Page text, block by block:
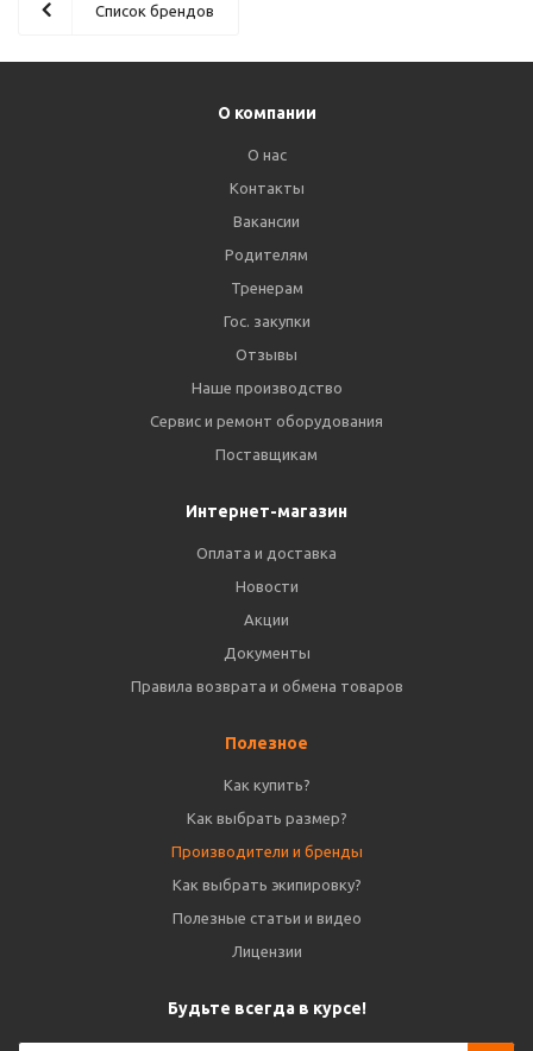
Список брендов
О компании
О нас
Контакты
Вакансии
Родителям
Тренерам
Гос. закупки
Отзывы
Наше производство
Сервис и ремонт оборудования
Поставщикам
Интернет-магазин
Оплата и доставка
Новости
Акции
Документы
Правила возврата и обмена товаров
Полезное
Как купить?
Как выбрать размер?
Производители и бренды
Как выбрать экипировку?
Полезные статьи и видео
Лицензии
Будьте всегда в курсе!